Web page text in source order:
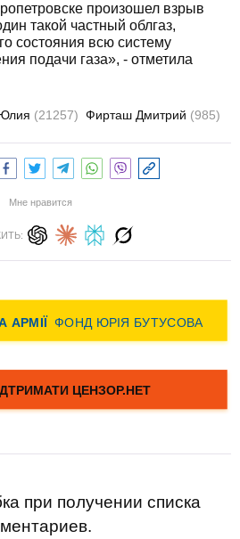
произошел взрыв
такой частный облгаз,
состояния всю систему
подачи газа», - отметила
(21257) Фирташ Дмитрий (985)
Мне нравится
при получении списка